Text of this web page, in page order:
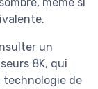
un
8K, qui
technologie de